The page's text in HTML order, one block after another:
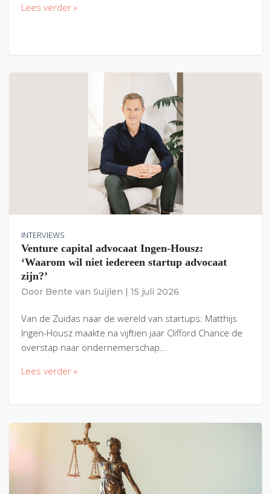
Lees verder »
INTERVIEWS
Venture capital advocaat Ingen-Housz:
‘Waarom wil niet iedereen startup advocaat
zijn?’
Door Bente van Suijlen 15 juli 2026
Van de Zuidas naar de wereld van startups: Matthijs
Ingen-Housz maakte na vijftien jaar Clifford Chance de
overstap naar ondernemerschap…
Lees verder »